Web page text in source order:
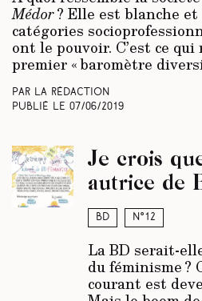
Médor? Elle est blanche et
catégories
ont le pouvoir. C’est ce
premier « baromètre
Par La rédaction
Publié le 07/06/2019
BD N°12
Je crois
autrice de
La BD serait-
du féminisme ?
courant est